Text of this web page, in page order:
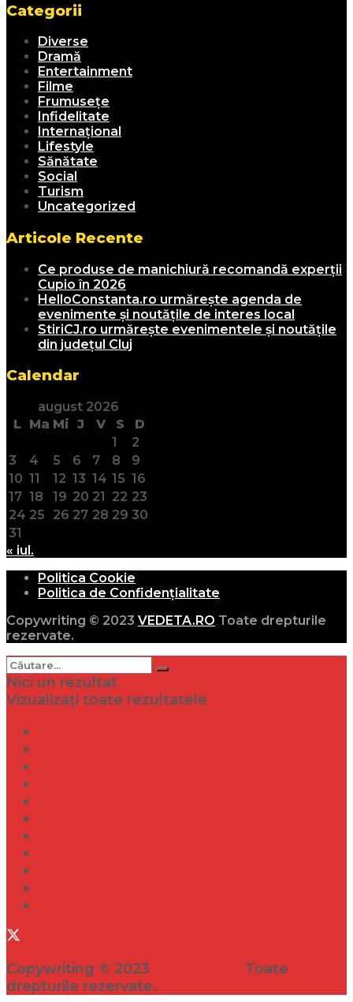
Categorii
Diverse
Dramă
Entertainment
Filme
Frumusețe
Infidelitate
Internațional
Lifestyle
Sănătate
Social
Turism
Uncategorized
Articole Recente
Ce produse de manichiură recomandă experții
Cupio în 2026
HelloConstanta.ro urmărește agenda de
evenimente și noutățile de interes local
StiriCJ.ro urmărește evenimentele și noutățile
din județul Cluj
Calendar
august 2026
L Ma Mi J V S
D
1
2
3
4 5 6 7 8
9
10 11 12 13 14 15 16
17 18 19 20 21 22 23
24 25 26 27 28 29 30
31
« iul.
Politica Cookie
Politica de Confidențialitate
Copywriting © 2023 VEDETA.RO Toate drepturile
rezervate.
Nici un rezultat
Vizualizați toate rezultatele
Copywriting © 2023
Toate
drepturile rezervate.